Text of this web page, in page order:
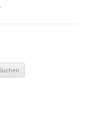
.